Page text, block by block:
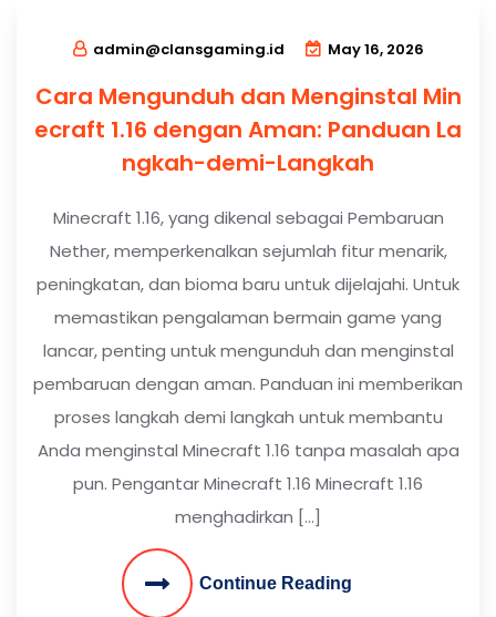
admin@clansgaming.id May 16, 2026
Cara Mengunduh dan Menginstal Min
ecraft 1.16 dengan Aman: Panduan La
ngkah-demi-Langkah
Minecraft 1.16, yang dikenal sebagai Pembaruan
Nether, memperkenalkan sejumlah fitur menarik,
peningkatan, dan bioma baru untuk dijelajahi. Untuk
memastikan pengalaman bermain game yang
lancar, penting untuk mengunduh dan menginstal
pembaruan dengan aman. Panduan ini memberikan
proses langkah demi langkah untuk membantu
Anda menginstal Minecraft 1.16 tanpa masalah apa
pun. Pengantar Minecraft 1.16 Minecraft 1.16
menghadirkan […]
Continue Reading